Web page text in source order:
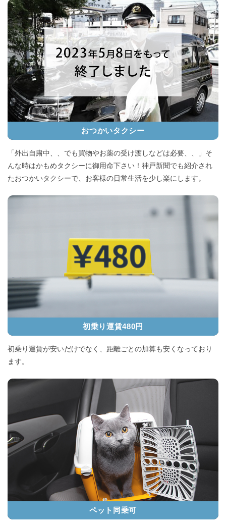
おつかいタクシー
「外出自粛中、、でも買物やお薬の受け渡しなどは必要、、」そ
んな時はかもめタクシーに御用命下さい！神戸新聞でも紹介され
たおつかいタクシーで、お客様の日常生活を少し楽にします。
初乗り運賃480円
初乗り運賃が安いだけでなく、距離ごとの加算も安くなっており
ます。
ペット同乗可